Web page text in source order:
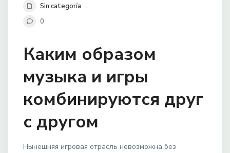
Sin categoría
0
Каким образом
музыка и игры
комбинируются друг
с другом
Нынешняя игровая отрасль невозможна без